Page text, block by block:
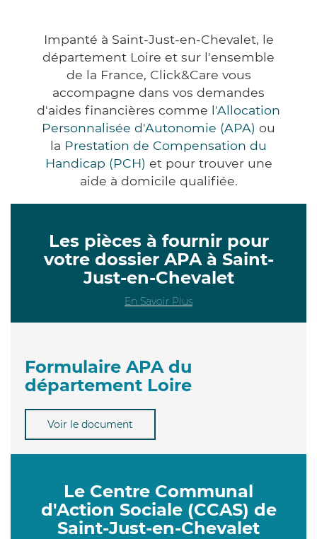
Impanté à Saint-Just-en-Chevalet, le
département Loire et sur l'ensemble
de la France, Click&Care vous
accompagne dans vos demandes
d'aides financières comme l'Allocation
Personnalisée d'Autonomie (APA) ou
la Prestation de Compensation du
Handicap (PCH) et pour trouver une
aide à domicile qualifiée.
Les pièces à fournir pour
votre dossier APA à Saint-
Just-en-Chevalet
En Savoir Plus
Formulaire APA du
département Loire
Voir le document
Le Centre Communal
d'Action Sociale (CCAS) de
Saint-Just-en-Chevalet